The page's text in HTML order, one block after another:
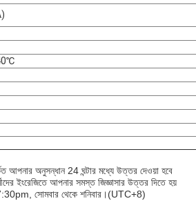
℃
আপনার অনুসন্ধান 24 ঘন্টার মধ্যে উত্তর দেওয়া হবে
ইংরেজিতে আপনার সমস্ত জিজ্ঞাসার উত্তর দিতে হয়
সোমবার থেকে শনিবার।(UTC+8)